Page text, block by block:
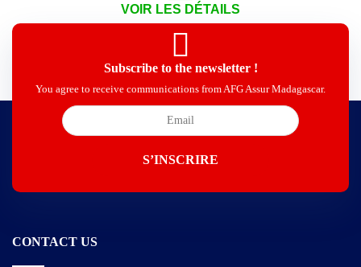
VOIR LES DÉTAILS
Subscribe to the newsletter !
You agree to receive communications from AFG Assur Madagascar.
CONTACT US